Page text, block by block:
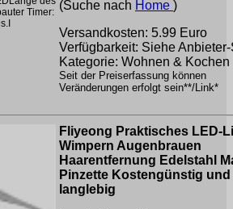
(Suche nach Home )
Versandkosten: 5.99 Euro
Verfügbarkeit: Siehe
Kategorie: Wohnen & Kochen
Seit der Preiserfassung können
Veränderungen erfolgt sein**/Link*
Fliyeong Praktisches LED-
Wimpern Augenbrauen
Haarentfernung Edelstahl
Pinzette Kostengünstig und
langlebig